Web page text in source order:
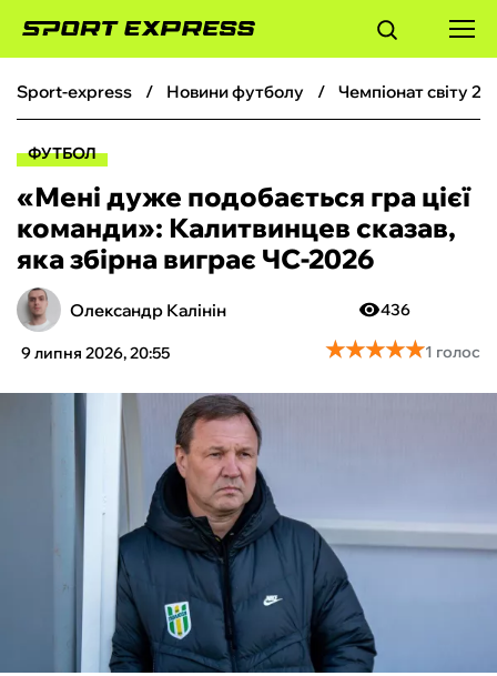
ФУТБОЛ
БОКС
ХОКЕЙ
ТЕНІС
КІБЕРСПОРТ
ЧС-2026
ФУТЗАЛ
БУКМЕКЕРИ
sport-express новини футболу чемпіонат світу
ФУТБОЛ
«Мені дуже подобається гра цієї
команди»: Калитвинцев сказав,
яка збірна виграє ЧС-2026
Олександр Калінін
9 липня 2026, 20:55
436
★★★★★
★★★★★1 голос